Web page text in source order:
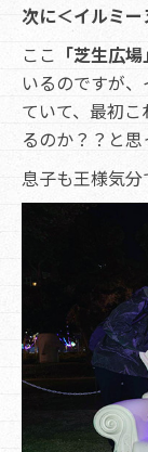
次に＜イルミ
ここ 「芝生広場」
いるのですが
ていて、最初
るのか？？と
息子も王様気分